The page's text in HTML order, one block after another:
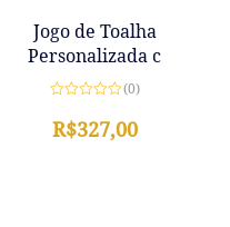
Jogo de Toalha
Personalizada c
0
de
(0)
R$327,00